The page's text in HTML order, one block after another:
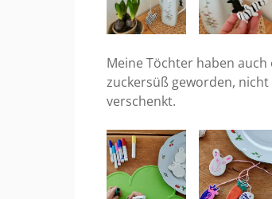
Meine Töchter haben
zuckersüß geworden,
verschenkt.